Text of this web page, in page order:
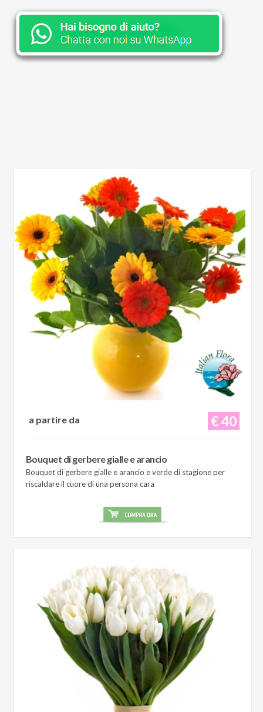
€ 40
a partire da
Bouquet di gerbere gialle e arancio
Bouquet di gerbere gialle e arancio e verde di stagione per
riscaldare il cuore di una persona cara